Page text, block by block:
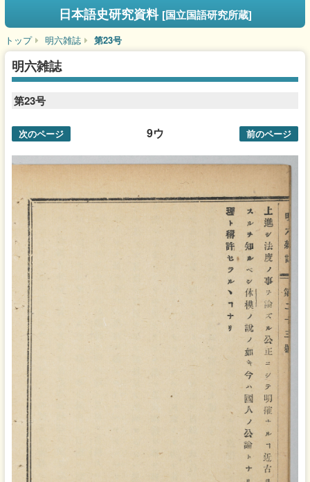
日本語史研究資料 [国立国語研究所蔵]
トップ 明六雑誌 第23号
明六雑誌
第23号
9ウ
次のページ 前のページ